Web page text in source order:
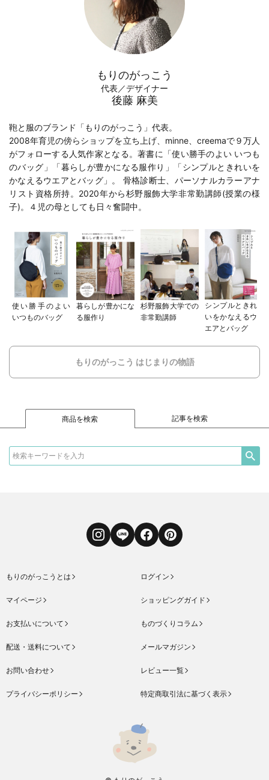
もりのがっこう
代表／デザイナー
後藤 麻美
鞄と服のブランド「もりのがっこう」代表。
2008年育児の傍らショップを立ち上げ、minne、creemaで９万人
がフォローする人気作家となる。著書に「使い勝手のよい いつも
のバッグ 」「暮らしが豊かになる服作り 」「シンプルときれいを
かなえるウエアとバッグ 」。 骨格診断士、パーソナルカラーアナ
リスト資格所持。2020年から杉野服飾大学非常勤講師(授業の様
子)。４児の母としても日々奮闘中。
使い勝手のよい
いつものバッグ
暮らしが豊かにな
る服作り
杉野服飾大学での
非常勤講師
シンプルときれ
いをかなえるウ
エアとバッグ
もりのがっこう はじまりの物語
商品を検索 記事を検索
InstagramLINE FacebookPinterest
もりのがっこうとは ログイン
マイページ ショッピングガイド
お支払いについて ものづくりコラム
配送・送料について メールマガジン
お問い合わせ レビュー一覧
プライバシーポリシー 特定商取引法に基づく表示